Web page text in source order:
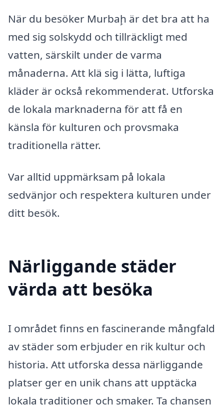
När du besöker Murbaḩ är det bra att ha
med sig solskydd och tillräckligt med
vatten, särskilt under de varma
månaderna. Att klä sig i lätta, luftiga
kläder är också rekommenderat. Utforska
de lokala marknaderna för att få en
känsla för kulturen och provsmaka
traditionella rätter.
Var alltid uppmärksam på lokala
sedvänjor och respektera kulturen under
ditt besök.
Närliggande städer
värda att besöka
I området finns en fascinerande mångfald
av städer som erbjuder en rik kultur och
historia. Att utforska dessa närliggande
platser ger en unik chans att upptäcka
lokala traditioner och smaker. Ta chansen